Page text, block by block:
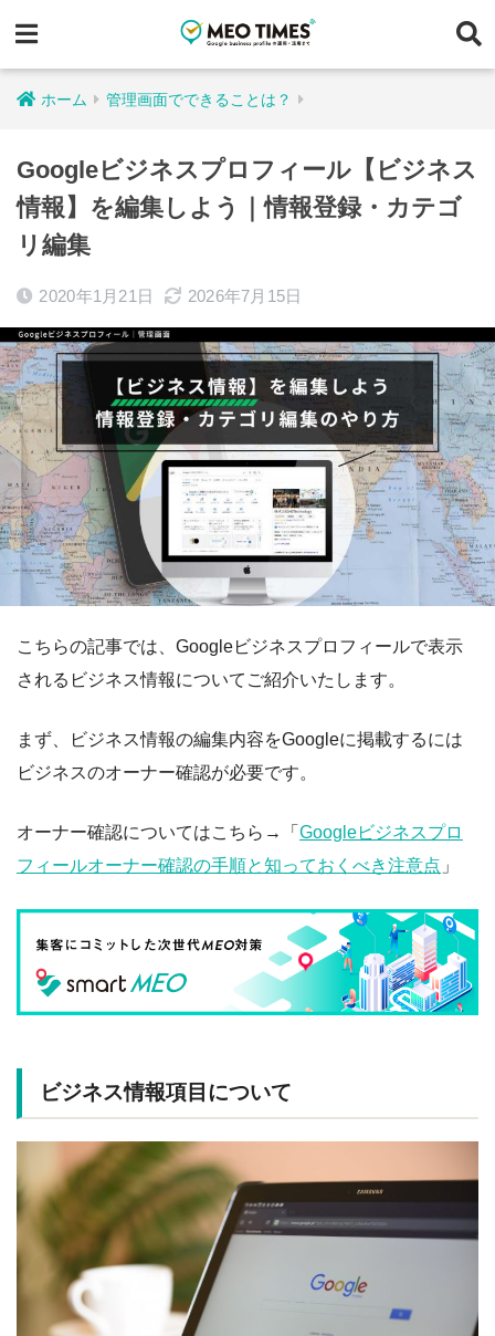
ホーム 管理画面でできることは？
Googleビジネスプロフィール【ビジネス
情報】を編集しよう｜情報登録・カテゴ
リ編集
2020年1月21日 2026年7月15日
こちらの記事では、Googleビジネスプロフィールで表示
されるビジネス情報についてご紹介いたします。
まず、ビジネス情報の編集内容をGoogleに掲載するには
ビジネスのオーナー確認が必要です。
オーナー確認についてはこちら→「 Googleビジネスプロ
フィールオーナー確認の手順と知っておくべき注意点 」
ビジネス情報項目について